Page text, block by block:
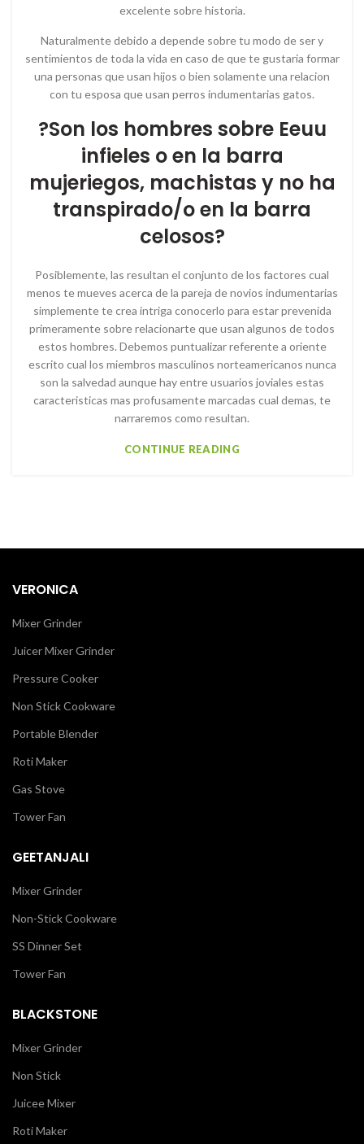
excelente sobre historia.
Naturalmente debido a depende sobre tu modo de ser y
sentimientos de toda la vida en caso de que te gustaria formar
una personas que usan hijos o bien solamente una relacion
con tu esposa que usan perros indumentarias gatos.
?Son los hombres sobre Eeuu
infieles o en la barra
mujeriegos, machistas y no ha
transpirado/o en la barra
celosos?
Posiblemente, las resultan el conjunto de los factores cual
menos te mueves acerca de la pareja de novios indumentarias
simplemente te crea intriga conocerlo para estar prevenida
primeramente sobre relacionarte que usan algunos de todos
estos hombres. Debemos puntualizar referente a oriente
escrito cual los miembros masculinos norteamericanos nunca
son la salvedad aunque hay entre usuarios joviales estas
caracteristicas mas profusamente marcadas cual demas, te
narraremos como resultan.
CONTINUE READING
VERONICA
Mixer Grinder
Juicer Mixer Grinder
Pressure Cooker
Non Stick Cookware
Portable Blender
Roti Maker
Gas Stove
Tower Fan
GEETANJALI
Mixer Grinder
Non-Stick Cookware
SS Dinner Set
Tower Fan
BLACKSTONE
Mixer Grinder
Non Stick
Juicee Mixer
Roti Maker